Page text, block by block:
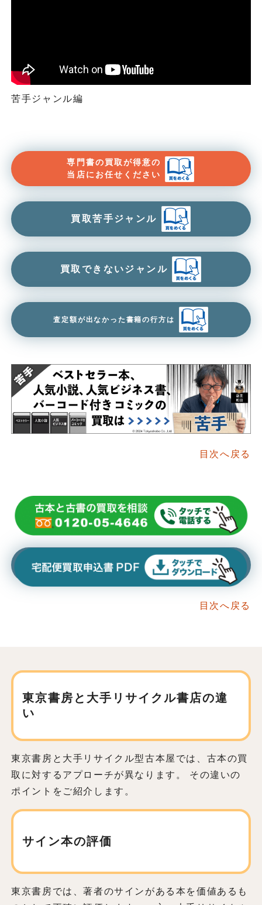
苦手ジャンル編
専門書の買取が得意の
当店にお任せください
買取苦手ジャンル
買取できないジャンル
査定額が出なかった書籍の行方は
目次へ戻る
目次へ戻る
東京書房と大手リサイクル書店の違
い
東京書房と大手リサイクル型古本屋では、古本の買
取に対するアプローチが異なります。 その違いの
ポイントをご紹介します。
サイン本の評価
東京書房では、著者のサインがある本を価値あるも